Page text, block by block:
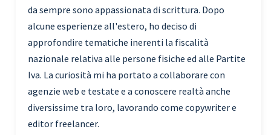
da sempre sono appassionata di scrittura. Dopo
alcune esperienze all'estero, ho deciso di
approfondire tematiche inerenti la fiscalità
nazionale relativa alle persone fisiche ed alle Partite
Iva. La curiosità mi ha portato a collaborare con
agenzie web e testate e a conoscere realtà anche
diversissime tra loro, lavorando come copywriter e
editor freelancer.